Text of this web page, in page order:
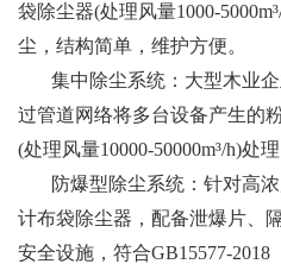
袋除尘器(处理风量1000-
尘，结构简单，维护方便。
集中除尘系统：大型木业
过管道网络将多台设备产生的
(处理风量10000-50000m³/h)处
防爆型除尘系统：针对高
计布袋除尘器，配备泄爆片、
安全设施，符合GB15577-